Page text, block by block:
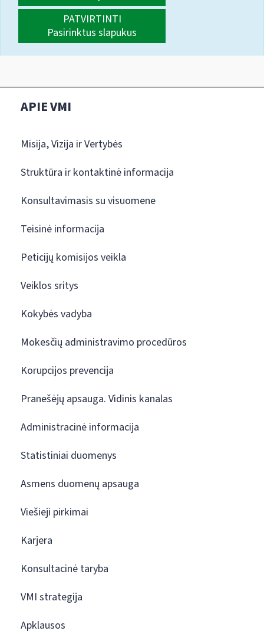
PATVIRTINTI
Pasirinktus slapukus
APIE VMI
Misija, Vizija ir Vertybės
Struktūra ir kontaktinė informacija
Konsultavimasis su visuomene
Teisinė informacija
Peticijų komisijos veikla
Veiklos sritys
Kokybės vadyba
Mokesčių administravimo procedūros
Korupcijos prevencija
Pranešėjų apsauga. Vidinis kanalas
Administracinė informacija
Statistiniai duomenys
Asmens duomenų apsauga
Viešieji pirkimai
Karjera
Konsultacinė taryba
VMI strategija
Apklausos